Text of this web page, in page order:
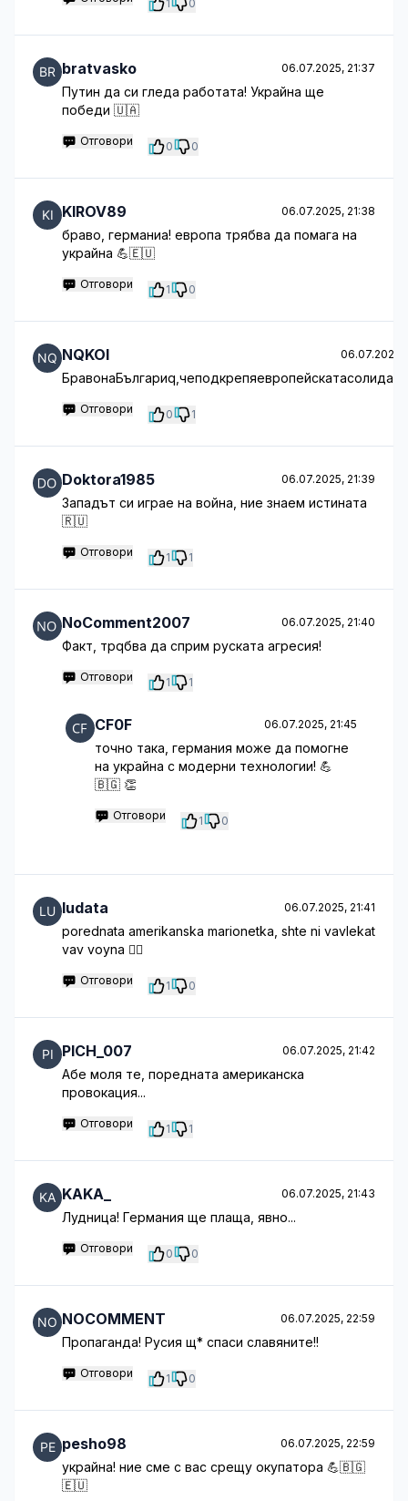
1 0
bratvasko 06.07.2025, 21:37
Путин да си гледа работата! Украйна ще
победи 🇺🇦
Отговори 0 0
KIROV89 06.07.2025, 21:38
браво, германиа! европа трябва да помага на
украйна 💪🇪🇺
Отговори 1 0
NQKOI 06.07.2025,
Отговори 0 1
Doktora1985 06.07.2025, 21:39
Западът си играе на война, ние знаем истината
🇷🇺
Отговори 1 1
NoComment2007 06.07.2025, 21:40
Факт, трqбва да сприм руската агресия!
Отговори 1 1
CF0F 06.07.2025, 21:45
точно така, германия може да помогне
на украйна с модерни технологии! 💪
🇧🇬 👏
Отговори 1 0
ludata 06.07.2025, 21:41
porednata amerikanska marionetka, shte ni vavlekat
vav voyna 🤦‍♂️
Отговори 1 0
PICH_007 06.07.2025, 21:42
Абе моля те, поредната американска
провокация...
Отговори 1 1
KAKA_ 06.07.2025, 21:43
Лудница! Германия ще плаща, явно...
Отговори 0 0
NOCOMMENT 06.07.2025, 22:59
Пропаганда! Русия щ* спаси славяните!!
Отговори 1 0
pesho98 06.07.2025, 22:59
украйна! ние сме с вас срещу окупатора 💪🇧🇬
🇪🇺